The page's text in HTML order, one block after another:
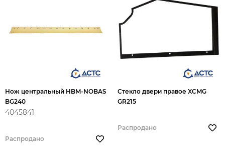
Нож центральный HBM-NOBAS
BG240
4045841
Распродано
Стекло двери правое XCMG
GR215
Распродано